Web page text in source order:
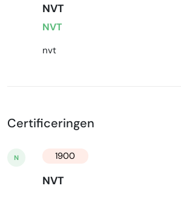
NVT
NVT
nvt
Certificeringen
N 1900
NVT